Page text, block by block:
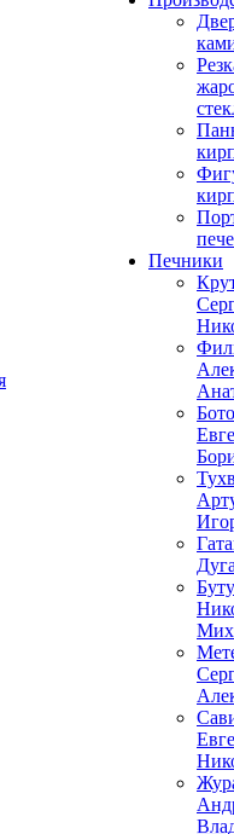
Печники